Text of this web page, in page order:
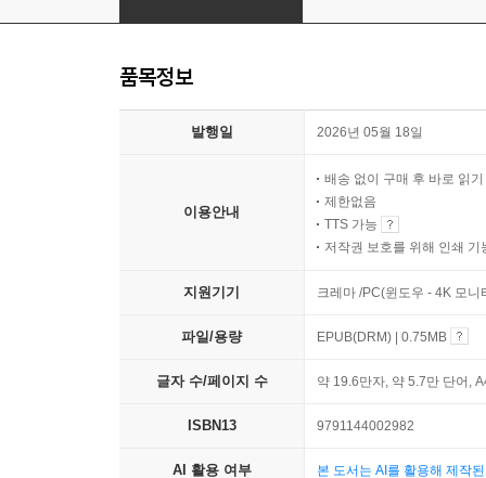
품목정보
발행일 2026년 05월 18일
이용안내
배송 없이 구매 후 바로 읽기
제한없음
TTS 가능
저작권 보호를 위해 인쇄 기
지원기기 크레마 /PC(윈도우 - 4K 모
파일/용량 EPUB(DRM) | 0.75MB
글자 수/페이지 수 약 19.6만자, 약 5.7만 단어,
ISBN13 9791144002982
AI 활용 여부 본 도서는 AI를 활용해 제작